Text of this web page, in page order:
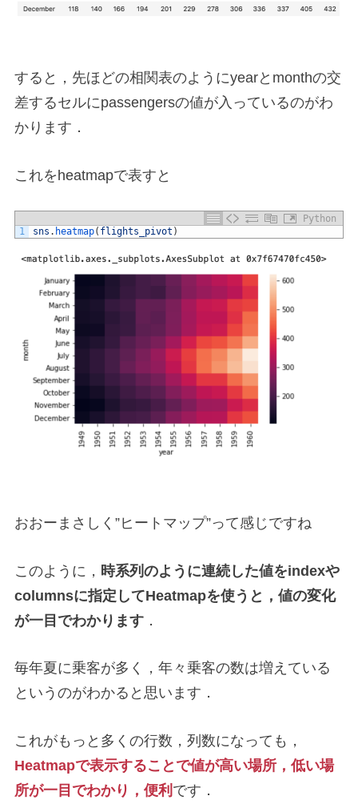
すると，先ほどの相関表のようにyearとmonthの交
差するセルにpassengersの値が入っているのがわ
かります．
これをheatmapで表すと
Python
1
sns . heatmap( flights_pivot )
おおーまさしく”ヒートマップ”って感じですね
このように， 時系列のように連続した値をindexや
columnsに指定してHeatmapを使うと，値の変化
が一目でわかります ．
毎年夏に乗客が多く，年々乗客の数は増えている
というのがわかると思います．
これがもっと多くの行数，列数になっても，
Heatmapで表示することで値が高い場所，低い場
所が一目でわかり，便利 です．